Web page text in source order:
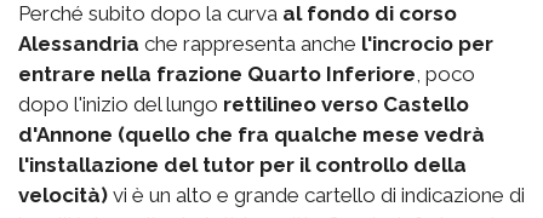
Perché subito dopo la curva al fondo di corso
Alessandria che rappresenta anche l'incrocio per
entrare nella frazione Quarto Inferiore, poco
dopo l'inizio del lungo rettilineo verso Castello
d'Annone (quello che fra qualche mese vedrà
l'installazione del tutor per il controllo della
velocità) vi è un alto e grande cartello di indicazione di